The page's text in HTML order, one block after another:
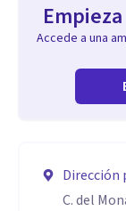
Accede a una
Dirección
C. del